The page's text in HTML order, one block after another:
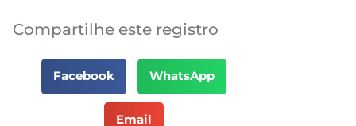
Compartilhe este registro
Facebook WhatsApp
Email